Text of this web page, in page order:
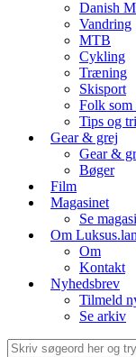
Danish
Vandring
MTB
Cykling
Træning
Skisport
Folk som
Tips og
Gear & grej
Gear &
Bøger
Film
Magasinet
Se
Om
Om
Kontakt
Nyhedsbrev
Tilmeld
Se arkiv